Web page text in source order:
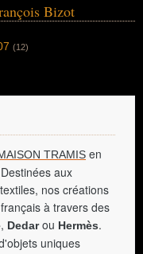
Bizot
(12)
TRAMIS en
aux
nos créations
à travers des
, Dedarou Hermès.
uniques